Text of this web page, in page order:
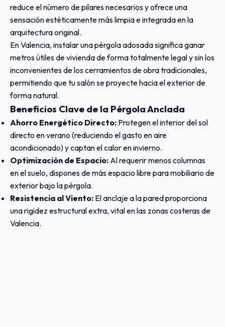
reduce el número de pilares necesarios y ofrece una
sensación estéticamente más limpia e integrada en la
arquitectura original.
En Valencia, instalar una pérgola adosada significa ganar
metros útiles de vivienda de forma totalmente legal y sin los
inconvenientes de los cerramientos de obra tradicionales,
permitiendo que tu salón se proyecte hacia el exterior de
forma natural.
Beneficios Clave de la Pérgola Anclada
Ahorro Energético Directo: Protegen el interior del sol
directo en verano (reduciendo el gasto en aire
acondicionado) y captan el calor en invierno.
Optimización de Espacio: Al requerir menos columnas
en el suelo, dispones de más espacio libre para mobiliario de
exterior bajo la pérgola.
Resistencia al Viento: El anclaje a la pared proporciona
una rigidez estructural extra, vital en las zonas costeras de
Valencia.